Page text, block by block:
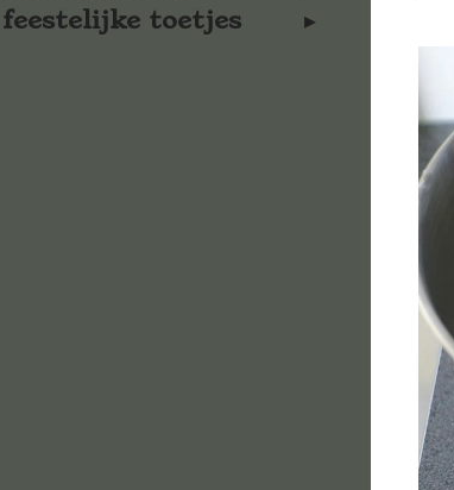
feestelijke toetjes